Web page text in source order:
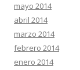
mayo 2014
abril 2014
marzo 2014
febrero 2014
enero 2014